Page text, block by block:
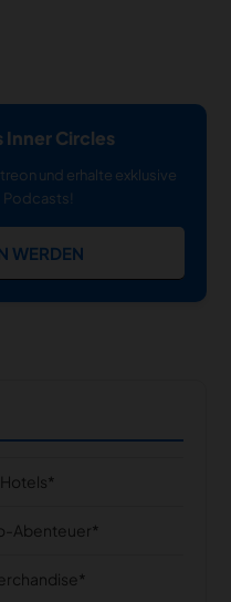
Inner Circles
und erhalte exklusive
WERDEN
Abenteuer